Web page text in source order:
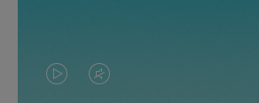
DASVIDEO